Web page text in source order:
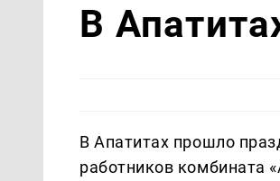
В
В Апатитах прошло
работников комбината